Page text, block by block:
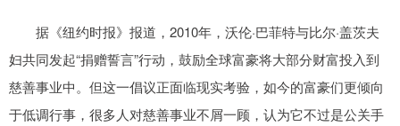
据《纽约时报》报道，2010年，沃伦·巴菲特与比尔·盖茨夫
妇共同发起“捐赠誓言”行动，鼓励全球富豪将大部分财富投入到
慈善事业中。但这一倡议正面临现实考验，如今的富豪们更倾向
于低调行事，很多人对慈善事业不屑一顾，认为它不过是公关手